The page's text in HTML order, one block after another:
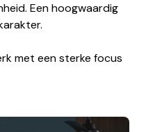
Een hoogwaardig
met een sterke focus